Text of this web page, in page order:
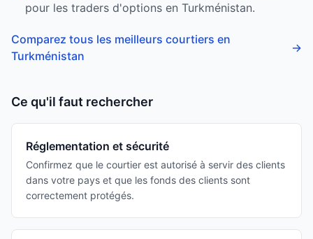
pour les traders d'options en Turkménistan.
Comparez tous les meilleurs courtiers en
Turkménistan
→
Ce qu'il faut rechercher
Réglementation et sécurité
Confirmez que le courtier est autorisé à servir des clients
dans votre pays et que les fonds des clients sont
correctement protégés.